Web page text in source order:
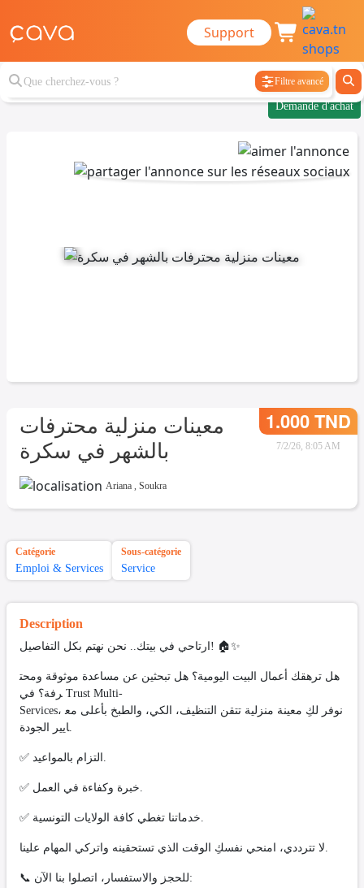
Support
Filtre avancé
Demande d'achat
معينات منزلية محترفات
بالشهر في سكرة
1.000 TND
7/2/26, 8:05 AM
Ariana , Soukra
Catégorie
Emploi & Services
Sous-catégorie
Service
Description
ارتاحي في بيتك.. نحن نهتم بكل التفاصيل! 🏠✨
هل ترهقك أعمال البيت اليومية؟ هل تبحثين عن مساعدة موثوقة ومحت
رفة؟ في Trust Multi-
Services، نوفر لكِ معينة منزلية تتقن التنظيف، الكي، والطبخ بأعلى مع
ايير الجودة.
📞 للحجز والاستفسار، اتصلوا بنا الآن: